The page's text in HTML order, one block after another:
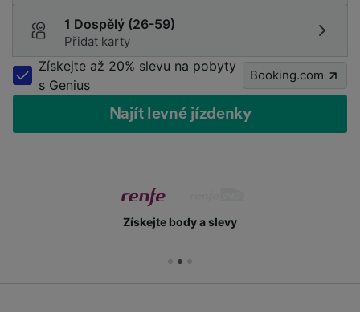
1 Dospělý (26-59)
Přidat karty
Získejte až 20% slevu na pobyty
s Genius
Booking.com
Najít levné jízdenky
Získejte body a slevy